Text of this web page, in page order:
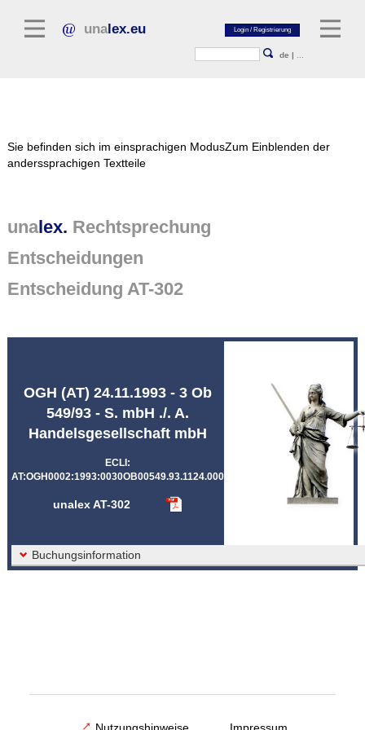
unalex.eu
de |
Normtexte
Rechtsprechung
Sie befinden sich im einsprachigen ModusZum Einblenden der
anderssprachigen Textteile
unalex. Rechtsprechung
Entscheidungen
Entscheidung AT-302
OGH (AT) 24.11.1993 - 3 Ob
549/93 - S. mbH ./. A.
Handelsgesellschaft mbH
ECLI:
AT:OGH0002:1993:0030OB00549.93.1124.000
unalex AT-302
Buchungsinformation
Nutzungshinweise Impressum